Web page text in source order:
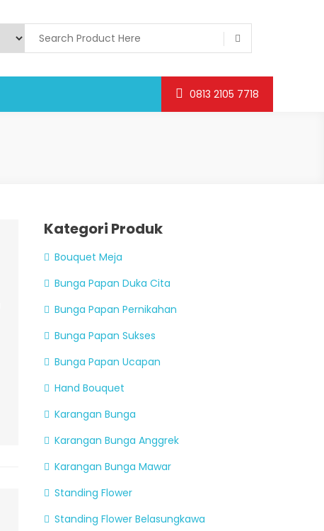
0813 2105 7718
Kategori Produk
Bouquet Meja
Bunga Papan Duka Cita
Bunga Papan Pernikahan
Bunga Papan Sukses
Bunga Papan Ucapan
Hand Bouquet
Karangan Bunga
Karangan Bunga Anggrek
Karangan Bunga Mawar
Standing Flower
Standing Flower Belasungkawa